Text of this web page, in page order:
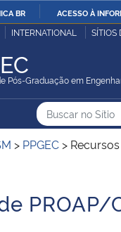
IR
BR ACESSO À
Pública
INTERNATIONAL SÍTIOS
Pós-Graduação em
do Sítio
Busca
Buscar
Busca:
> PPGEC >
PROAP/